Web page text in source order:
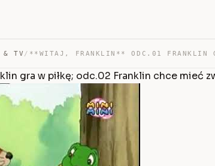
& TV /
gra w piłkę; odc.02 Franklin chce mieć